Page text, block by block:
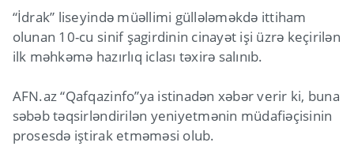
“İdrak” liseyində müəllimi güllələməkdə ittiham
olunan 10-cu sinif şagirdinin cinayət işi üzrə keçirilən
ilk məhkəmə hazırlıq iclası təxirə salınıb.
AFN.az “Qafqazinfo”ya istinadən xəbər verir ki, buna
səbəb təqsirləndirilən yeniyetmənin müdafiəçisinin
prosesdə iştirak etməməsi olub.